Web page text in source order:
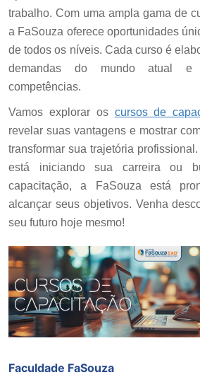
trabalho. Com uma ampla gama de
a FaSouza oferece oportunidades
de todos os níveis. Cada curso é
demandas do mundo atual e
competências.
Vamos explorar os cursos de
revelar suas vantagens e mostrar
transformar sua trajetória
está iniciando sua carreira ou
capacitação, a FaSouza está
alcançar seus objetivos. Venha
seu futuro hoje mesmo!
Faculdade FaSouza